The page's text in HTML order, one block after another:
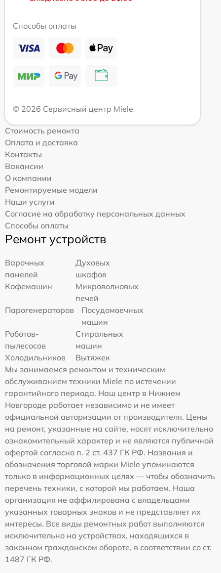
Способы оплаты
© 2026 Сервисный центр Miele
Стоимость ремонта
Оплата и доставка
Контакты
Вакансии
О компании
Ремонтируемые модели
Наши услуги
Согласие на обработку персональных данных
Способы оплаты
Ремонт устройств
Варочных
панелей
Духовых
шкафов
Кофемашин
Микроволновых
печей
Парогенераторов
Посудомоечных
машин
Роботов-
пылесосов
Стиральных
машин
Холодильников
Вытяжек
Мы занимаемся ремонтом и техническим
обслуживанием техники Miele по истечении
гарантийного периода. Наш центр в Нижнем
Новгороде работает независимо и не имеет
официальной авторизации от производителя. Цены
на ремонт, указанные на сайте, носят исключительно
ознакомительный характер и не являются публичной
офертой согласно п. 2 ст. 437 ГК РФ. Названия и
обозначения торговой марки Miele упоминаются
только в информационных целях — чтобы обозначить
перечень техники, с которой мы работаем. Наша
организация не аффилирована с владельцами
указанных товарных знаков и не представляет их
интересы. Все виды ремонтных работ выполняются
исключительно на устройствах, находящихся в
законном гражданском обороте, в соответствии со ст.
1487 ГК РФ.